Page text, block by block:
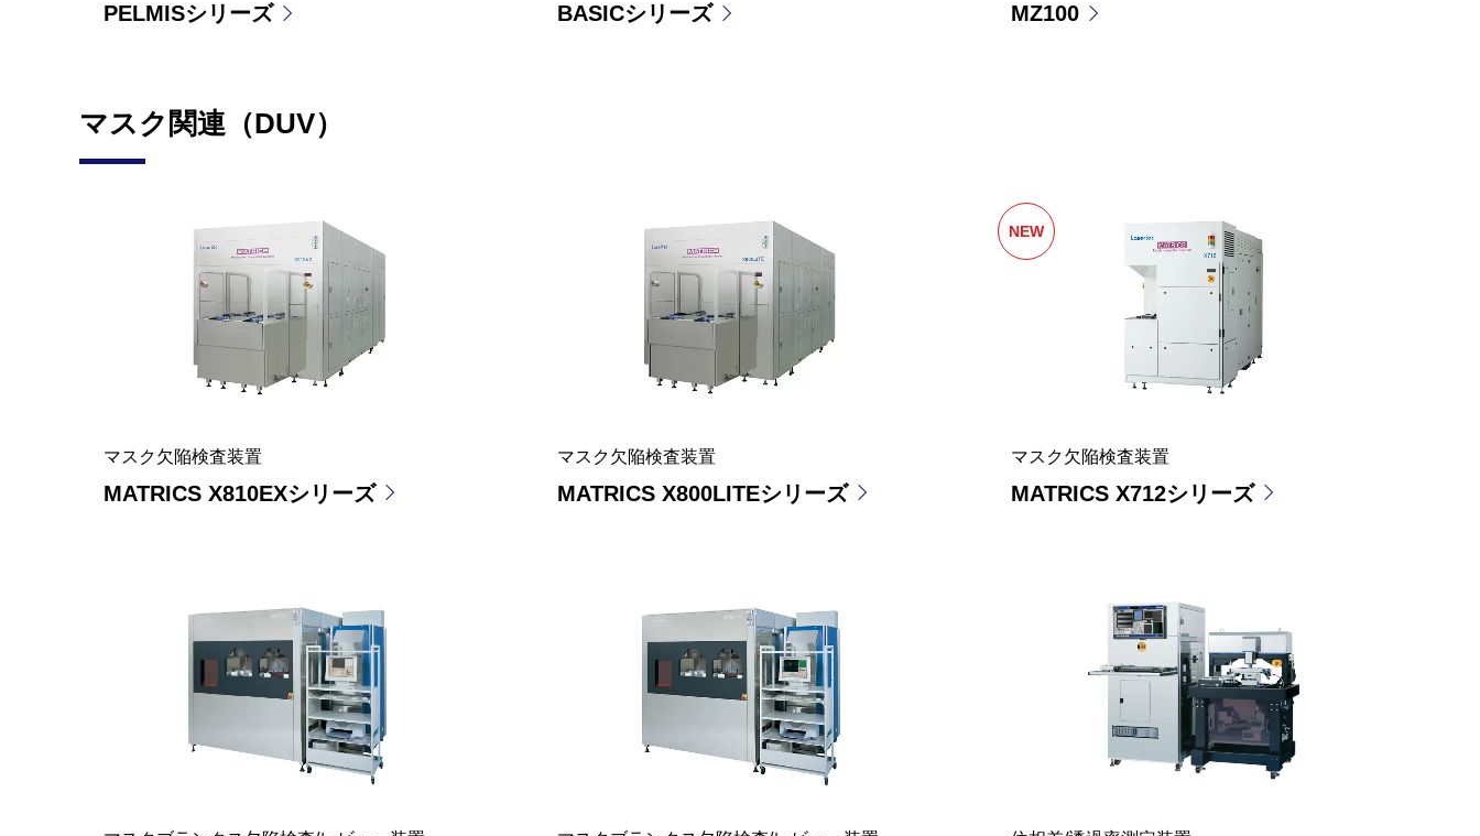
PELMISシリーズ BASICシリーズ MZ100
マスク関連（DUV）
マスク欠陥検査装置
MATRICS X810EXシリーズ
マスク欠陥検査装置
MATRICS X800LITEシリーズ
NEW
マスク欠陥検査装置
MATRICS X712シリーズ